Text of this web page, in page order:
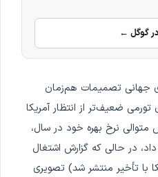
گوگل ←
جهانی تصمیمات هم‌زمان
ضعیف‌تر از انتظار آمریکا
نرخ بهره خود در سال،
کاهش داد، در حالی که گزارش اشتغال
با تأخیر منتشر شد) تصویری